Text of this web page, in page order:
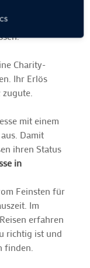
ihre
Charity-
Ihr Erlös
mit einem
Damit
ihren Status
in
Feinsten für
Im
erfahren
richtig ist und
finden.